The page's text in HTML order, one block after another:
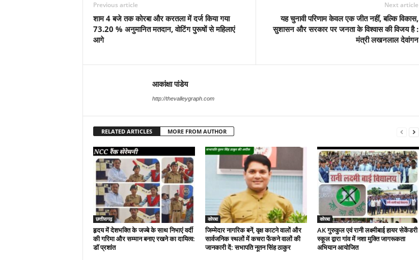
Previous article
शाम 4 बजे तक कोरबा और करतला में दर्ज किया गया
73.20 % अनुमानित मतदान, वोटिंग पुरूषों से महिलाएं
आगे
Next article
यह चुनावी परिणाम केवल एक जीत नहीं, बल्कि विकास,
सुशासन और सरकार पर जनता के विश्वास की विजय है :
मंत्री लखनलाल देवांगन
आकांक्षा पांडेय
http://thevalleygraph.com
RELATED ARTICLES MORE FROM AUTHOR
छत्तीसगढ़
हृदय में देशभक्ति के जज्बे के साथ निभाएं वर्दी
की गरिमा और सम्मान बनाए रखने का दायित्व:
डाॅ प्रशांत
कोरबा
जिम्मेदार नागरिक बनें, वृक्ष काटने वालों और
सार्वजनिक स्थलों में कचरा फेंकने वालों की
जानकारी दें: सभापति नूतन सिंह ठाकुर
कोरबा
AK गुरुकुल एवं रानी लक्ष्मीबाई हायर सेकेंडरी
स्कूल द्वारा गांव में नशा मुक्ति जागरूकता
अभियान आयोजित